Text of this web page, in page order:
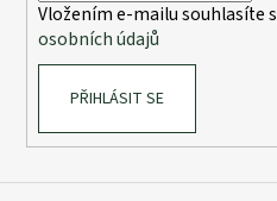
Vložením e-mailu souhlasíte s
osobních údajů
PŘIHLÁSIT SE